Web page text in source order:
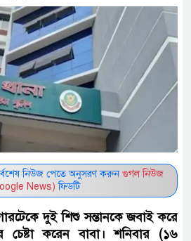
নিউজ পেতে অনুসরণ করুন গুগল নিউজ
News) ফিডটি
দুই শিশু সন্তানকে জবাই করে
চেষ্টা করেন বাবা। শনিবার (১৬